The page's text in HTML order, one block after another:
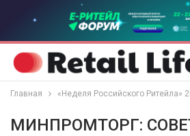
Главная «Неделя Российского Ритейла»
МИНПРОМТОРГ: